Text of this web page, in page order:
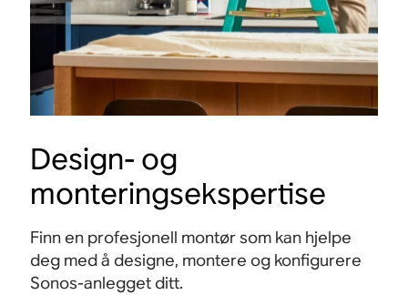
Design- og
monteringsekspertise
Finn en profesjonell montør som kan hjelpe
deg med å designe, montere og konfigurere
Sonos-anlegget ditt.